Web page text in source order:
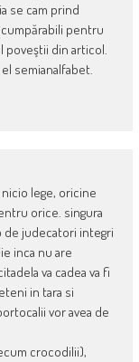
se cam prind
pentru
poveştii din articol.
semianalfabet.
lege, oricine
orice. singura
judecatori integri
inca nu are
va cadea va fi
in tara si
vor avea de
crocodilii),